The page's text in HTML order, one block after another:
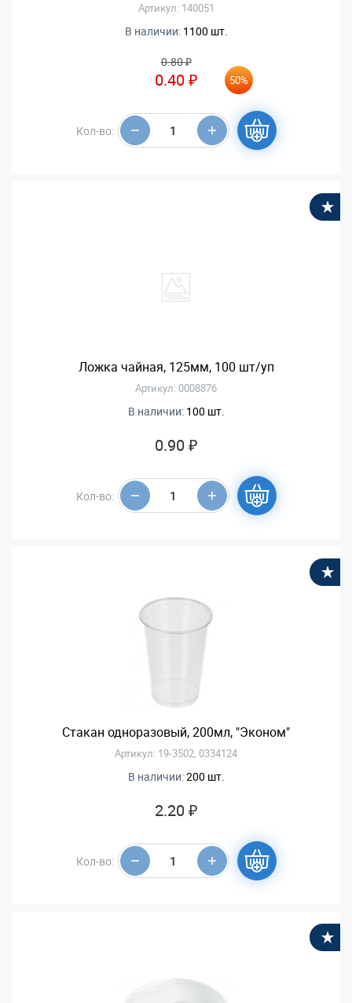
Артикул: 140051
В наличии: 1100 шт.
0.80 ₽
0.40 ₽ 50%
Кол-во:
Ложка чайная, 125мм, 100 шт/уп
Артикул: 0008876
В наличии: 100 шт.
0.90 ₽
Кол-во:
Стакан одноразовый, 200мл, "Эконом"
Артикул: 19-3502, 0334124
В наличии:200 шт.
2.20 ₽
Кол-во: